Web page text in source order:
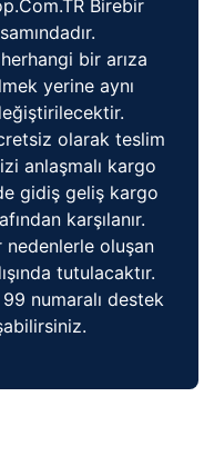
Birebir
bir arıza
yerine aynı
olarak teslim
anlaşmalı kargo
gidiş geliş kargo
karşılanır.
nedenlerle oluşan
tutulacaktır.
numaralı destek